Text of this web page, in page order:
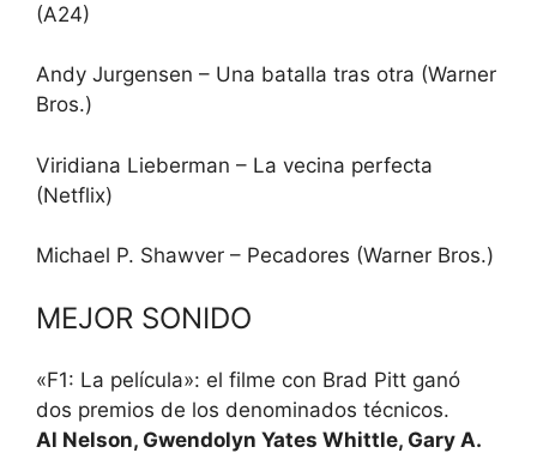
(A24)
Andy Jurgensen – Una batalla tras otra (Warner
Bros.)
Viridiana Lieberman – La vecina perfecta
(Netflix)
Michael P. Shawver – Pecadores (Warner Bros.)
MEJOR SONIDO
«F1: La película»: el filme con Brad Pitt ganó
dos premios de los denominados técnicos.
Al Nelson, Gwendolyn Yates Whittle, Gary A.